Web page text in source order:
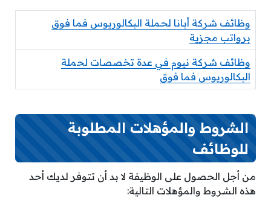
وظائف شركة أبانا لحملة البكالوريوس فما فوق
برواتب مجزية
وظائف شركة نيوم في عدة تخصصات لحملة
البكالوريوس فما فوق
الشروط والمؤهلات المطلوبة
للوظائف
من أجل الحصول على الوظيفة لا بد أن تتوفر لديك أحد
هذه الشروط والمؤهلات التالية: